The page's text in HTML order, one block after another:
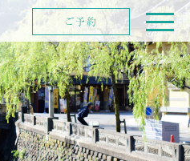
ご予約